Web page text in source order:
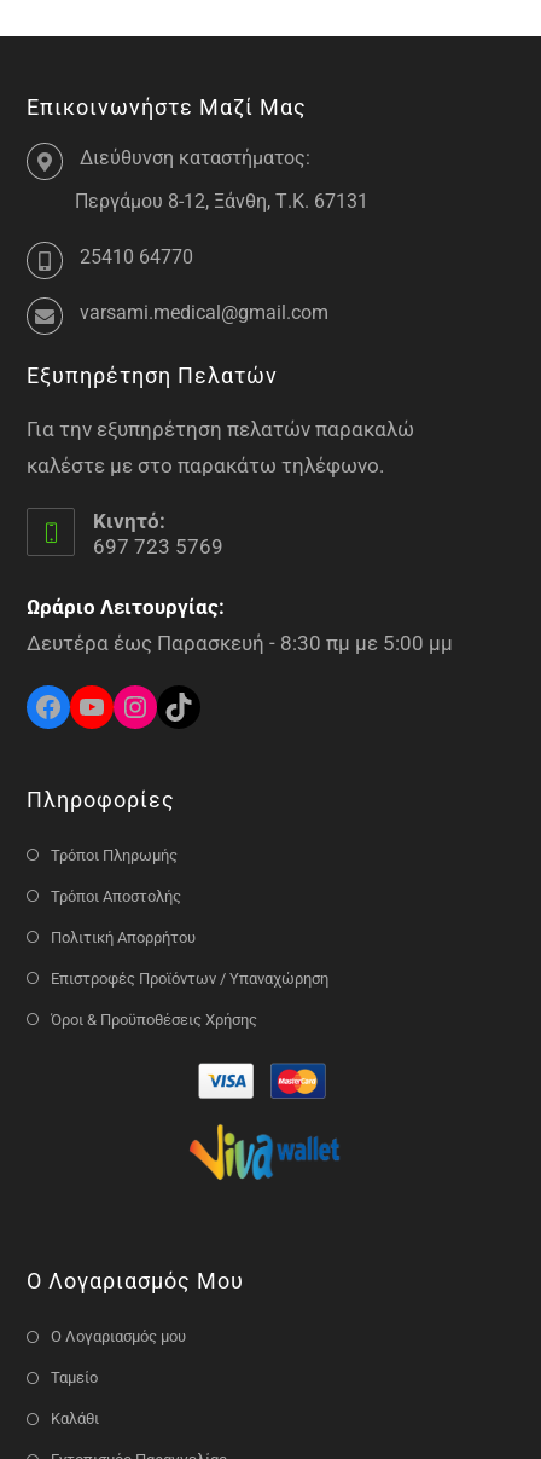
Επικοινωνήστε Μαζί Μας
Διεύθυνση καταστήματος:
Περγάμου 8-12, Ξάνθη, Τ.Κ. 67131
25410 64770
varsami.medical@gmail.com
Εξυπηρέτηση Πελατών
Για την εξυπηρέτηση πελατών παρακαλώ
καλέστε με στο παρακάτω τηλέφωνο.
Κινητό:
697 723 5769
Ωράριο Λειτουργίας:
Δευτέρα έως Παρασκευή - 8:30 πμ με 5:00 μμ
Πληροφορίες
Τρόποι Πληρωμής
Τρόποι Αποστολής
Πολιτική Απορρήτου
Επιστροφές Προϊόντων / Υπαναχώρηση
Όροι & Προϋποθέσεις Χρήσης
Ο Λογαριασμός Μου
Ο Λογαριασμός μου
Ταμείο
Καλάθι